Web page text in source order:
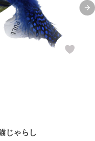
じゃらし